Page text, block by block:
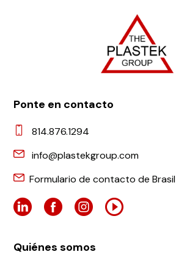
Ponte en contacto
814.876.1294
info@plastekgroup.com
Formulario de contacto de Brasil
Quiénes somos